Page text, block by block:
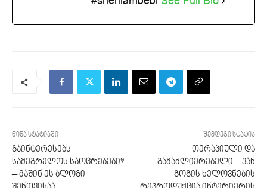
წინა სტატიაში
გაინტერესებს
სამეგრელოს საოცრებები?
– მაშინ ეს ბლოგი
შემდეგი სტატია
თერაპიული და
გამაძლიერებელი – ვან
გოგის ხელოვნების